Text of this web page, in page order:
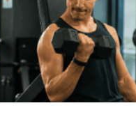
post cesárea con sulfato de
Artemisa.